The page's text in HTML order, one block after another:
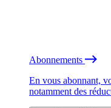
Abonnements
En vous abonnant,
notamment des